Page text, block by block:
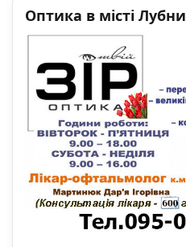
Оптика в місті Лубни